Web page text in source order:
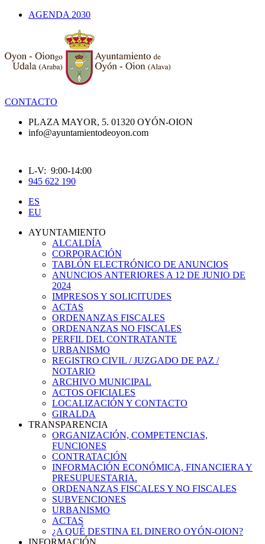
AGENDA 2030
CONTACTO
PLAZA MAYOR, 5. 01320 OYÓN-OION
info@ayuntamientodeoyon.com
L-V: 9:00-14:00
945 622 190
ES
EU
AYUNTAMIENTO
ALCALDÍA
CORPORACIÓN
TABLÓN ELECTRÓNICO DE ANUNCIOS
ANUNCIOS ANTERIORES A 12 DE JUNIO DE
2024
IMPRESOS Y SOLICITUDES
ACTAS
ORDENANZAS FISCALES
ORDENANZAS NO FISCALES
PERFIL DEL CONTRATANTE
URBANISMO
REGISTRO CIVIL / JUZGADO DE PAZ /
NOTARIO
ARCHIVO MUNICIPAL
ACTOS OFICIALES
LOCALIZACIÓN Y CONTACTO
GIRALDA
TRANSPARENCIA
ORGANIZACIÓN, COMPETENCIAS,
FUNCIONES
CONTRATACIÓN
INFORMACIÓN ECONÓMICA, FINANCIERA Y
PRESUPUESTARIA.
ORDENANZAS FISCALES Y NO FISCALES
SUBVENCIONES
URBANISMO
ACTAS
¿A QUÉ DESTINA EL DINERO OYÓN-OION?
INFORMACIÓN